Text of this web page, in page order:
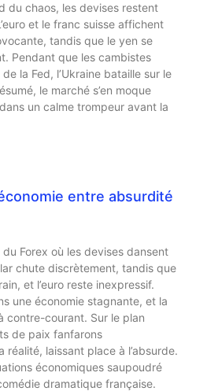
du chaos, les devises restent
et le franc suisse affichent
tandis que le yen se
Pendant que les cambistes
la Fed, l’Ukraine bataille sur le
le marché s’en moque
un calme trompeur avant la
entre absurdité
du Forex où les devises dansent
chute discrètement, tandis que
et l’euro reste inexpressif.
une économie stagnante, et la
contre-courant. Sur le plan
de paix fanfarons
réalité, laissant place à l’absurde.
économiques saupoudré
dramatique française.